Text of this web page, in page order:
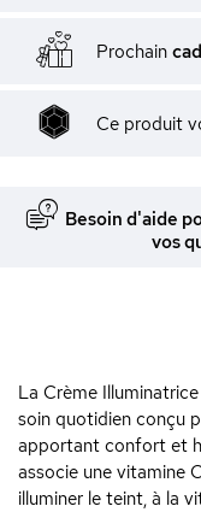
Prochain
Ce produit
Besoin d'aide
vos
La Crème
soin quotidien conçu
apportant confort et
associe une vitamine
illuminer le teint, à la